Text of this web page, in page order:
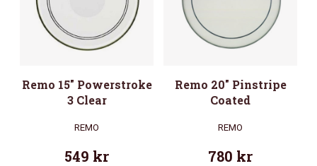
Remo 15″ Powerstroke
3 Clear
REMO
549 kr
Remo 20″ Pinstripe
Coated
REMO
780 kr